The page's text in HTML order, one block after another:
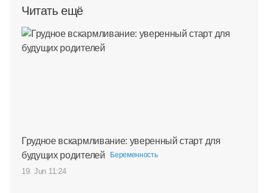
Читать ещё
Грудное вскармливание: уверенный старт для
будущих родителей
Беременность
19. Jun 11:24